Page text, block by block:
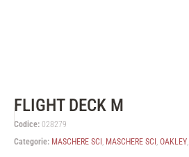
FLIGHT DECK M
Codice: 028279
Categorie: MASCHERE SCI , MASCHERE SCI , OAKLEY,